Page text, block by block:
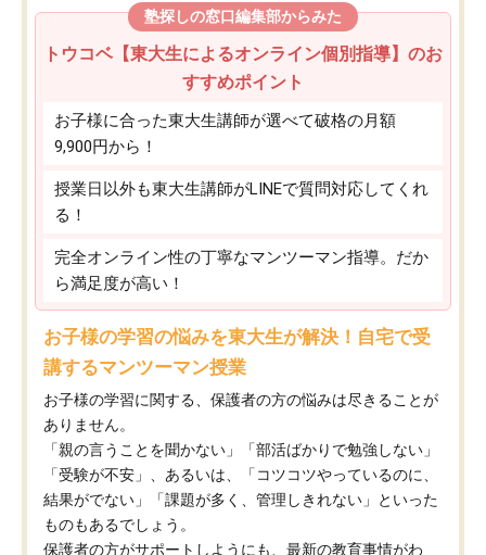
塾探しの窓口編集部からみた
トウコベ【東大生によるオンライン個別指導】のお
すすめポイント
お子様に合った東大生講師が選べて破格の月額
9,900円から！
授業日以外も東大生講師がLINEで質問対応してくれ
る！
完全オンライン性の丁寧なマンツーマン指導。だか
ら満足度が高い！
お子様の学習の悩みを東大生が解決！自宅で受
講するマンツーマン授業
お子様の学習に関する、保護者の方の悩みは尽きることが
ありません。
「親の言うことを聞かない」「部活ばかりで勉強しない」
「受験が不安」、あるいは、「コツコツやっているのに、
結果がでない」「課題が多く、管理しきれない」といった
ものもあるでしょう。
保護者の方がサポートしようにも、最新の教育事情がわ